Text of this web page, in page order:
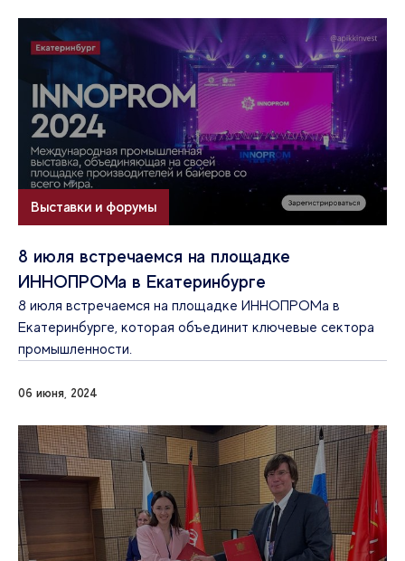
Выставки и форумы
8 июля встречаемся на площадке
ИННОПРОМа в Екатеринбурге
8 июля встречаемся на площадке ИННОПРОМа в
Екатеринбурге, которая объединит ключевые сектора
промышленности.
06 июня, 2024